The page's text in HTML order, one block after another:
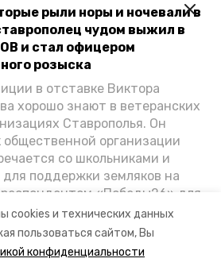
cookies и технических данных
пользоваться сайтом, Вы
конфиденциальности
рыли норы и ночевали в
чудом выжил в
и стал офицером
розыска
в отставке Виктора
хорошо знают в ветеранских
Ставрополья. Он
организации
со школьниками и
для поддержки земляков на
«Победы26» для
Отечественной»
зверствах оккупантов в годы
«богатыре» Фиделе Кастро
о борьбе с криминалом на
на складе. При этом
не следует, так как
вкус и полезные
на арбузы в
крае и правилах
прочестьв
«Победы26».